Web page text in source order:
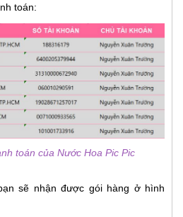
toán:
toán của Nước Hoa Pic Pic
sẽ nhận được gói hàng ở hình